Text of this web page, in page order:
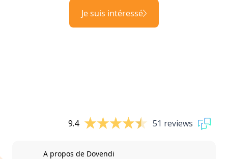
Je suis intéressé
9.4 51 reviews
A propos de Dovendi